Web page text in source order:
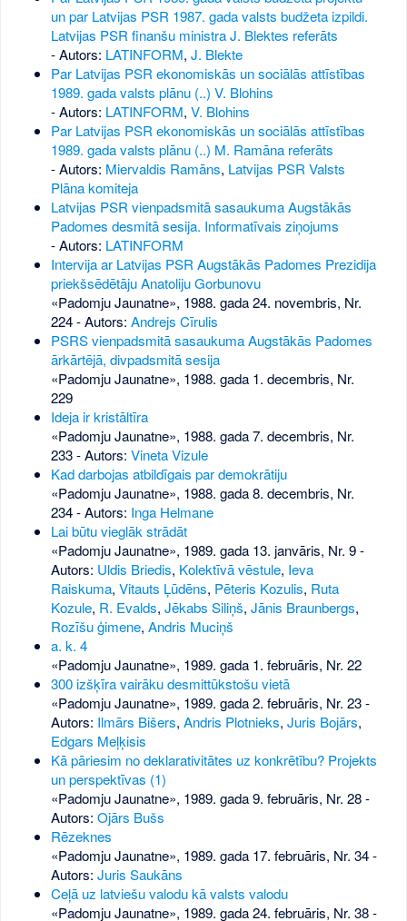
un par Latvijas PSR 1987. gada valsts budžeta izpildi.
Latvijas PSR finanšu ministra J. Blektes referāts
- Autors: LATINFORM, J. Blekte
Par Latvijas PSR ekonomiskās un sociālās attīstības
1989. gada valsts plānu (..) V. Blohins
- Autors: LATINFORM, V. Blohins
Par Latvijas PSR ekonomiskās un sociālās attīstības
1989. gada valsts plānu (..) M. Ramāna referāts
- Autors: Miervaldis Ramāns, Latvijas PSR Valsts
Plāna komiteja
Latvijas PSR vienpadsmitā sasaukuma Augstākās
Padomes desmitā sesija. Informatīvais ziņojums
- Autors: LATINFORM
Intervija ar Latvijas PSR Augstākās Padomes Prezidija
priekšsēdētāju Anatoliju Gorbunovu
«Padomju Jaunatne», 1988. gada 24. novembris, Nr.
224- Autors: Andrejs Cīrulis
PSRS vienpadsmitā sasaukuma Augstākās Padomes
ārkārtējā, divpadsmitā sesija
«Padomju Jaunatne», 1988. gada 1. decembris, Nr.
229
Ideja ir kristāltīra
«Padomju Jaunatne», 1988. gada 7. decembris, Nr.
233- Autors: Vineta Vizule
Kad darbojas atbildīgais par demokrātiju
«Padomju Jaunatne», 1988. gada 8. decembris, Nr.
234- Autors: Inga Helmane
Lai būtu vieglāk strādāt
«Padomju Jaunatne», 1989. gada 13. janvāris, Nr. 9-
Autors: Uldis Briedis, Kolektīvā vēstule, Ieva
Raiskuma, Vitauts Ļūdēns, Pēteris Kozulis, Ruta
Kozule, R. Evalds, Jēkabs Siliņš, Jānis Braunbergs,
Rozīšu ģimene, Andris Muciņš
a. k. 4
«Padomju Jaunatne», 1989. gada 1. februāris, Nr. 22
300 izšķīra vairāku desmittūkstošu vietā
«Padomju Jaunatne», 1989. gada 2. februāris, Nr. 23-
Autors: Ilmārs Bišers, Andris Plotnieks, Juris Bojārs,
Edgars Meļķisis
Kā pāriesim no deklarativitātes uz konkrētību? Projekts
un perspektīvas (1)
«Padomju Jaunatne», 1989. gada 9. februāris, Nr. 28-
Autors: Ojārs Bušs
Rēzeknes
«Padomju Jaunatne», 1989. gada 17. februāris, Nr. 34-
Autors: Juris Saukāns
Ceļā uz latviešu valodu kā valsts valodu
«Padomju Jaunatne», 1989. gada 24. februāris, Nr. 38-